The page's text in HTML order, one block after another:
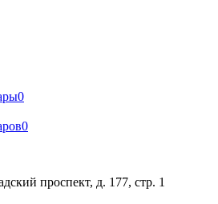
0
0
проспект, д. 177, стр. 1